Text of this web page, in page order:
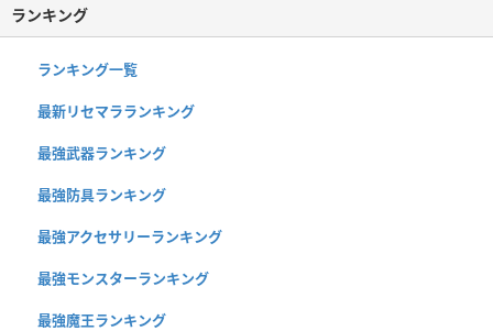
ランキング
ランキング一覧
最新リセマラランキング
最強武器ランキング
最強防具ランキング
最強アクセサリーランキング
最強モンスターランキング
最強魔王ランキング